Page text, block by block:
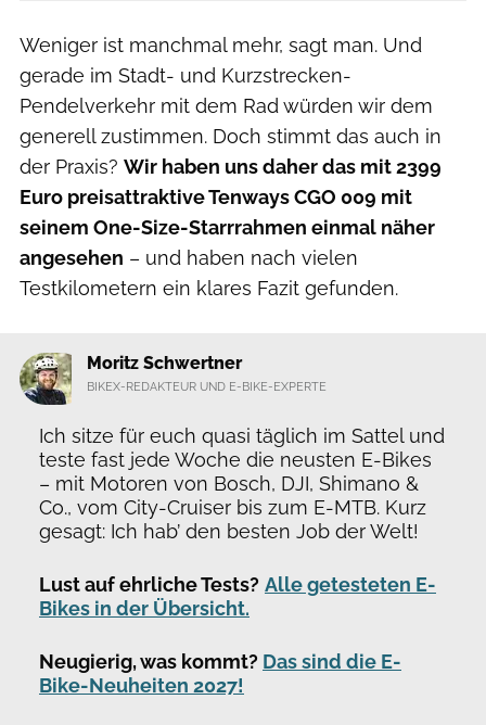
Weniger ist manchmal mehr, sagt man. Und
gerade im Stadt- und Kurzstrecken-
Pendelverkehr mit dem Rad würden wir dem
generell zustimmen. Doch stimmt das auch in
der Praxis? Wir haben uns daher das mit 2399
Euro preisattraktive Tenways CGO 009 mit
seinem One-Size-Starrrahmen einmal näher
angesehen – und haben nach vielen
Testkilometern ein klares Fazit gefunden.
Moritz Schwertner
BIKEX-REDAKTEUR UND E-BIKE-EXPERTE
Ich sitze für euch quasi täglich im Sattel und
teste fast jede Woche die neusten E-Bikes
– mit Motoren von Bosch, DJI, Shimano &
Co., vom City-Cruiser bis zum E-MTB. Kurz
gesagt: Ich hab’ den besten Job der Welt!
Lust auf ehrliche Tests? Alle getesteten E-
Bikes in der Übersicht.
Neugierig, was kommt? Das sind die E-
Bike-Neuheiten 2027!